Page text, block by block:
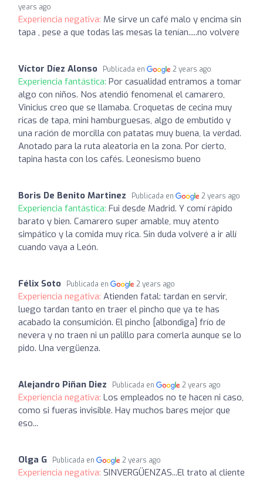
years ago
Experiencia negativa: Me sirve un café malo y encima sin
tapa , pese a que todas las mesas la tenían.....no volvere
Víctor Díez Alonso Publicada en 2 years ago
Experiencia fantástica: Por casualidad entramos a tomar
algo con niños. Nos atendió fenomenal el camarero,
Vinicius creo que se llamaba. Croquetas de cecina muy
ricas de tapa, mini hamburguesas, algo de embutido y
una ración de morcilla con patatas muy buena, la verdad.
Anotado para la ruta aleatoria en la zona. Por cierto,
tapina hasta con los cafés. Leonesismo bueno
Boris De Benito Martinez Publicada en 2 years ago
Experiencia fantástica: Fui desde Madrid. Y comí rápido
barato y bien. Camarero super amable, muy atento
simpático y la comida muy rica. Sin duda volveré a ir allí
cuando vaya a León.
Félix Soto Publicada en 2 years ago
Experiencia negativa: Atienden fatal: tardan en servir,
luego tardan tanto en traer el pincho que ya te has
acabado la consumición. El pincho [albondiga] frío de
nevera y no traen ni un palillo para comerla aunque se lo
pido. Una vergüenza.
Alejandro Piñan Diez Publicada en 2 years ago
Experiencia negativa: Los empleados no te hacen ni caso,
como si fueras invisible. Hay muchos bares mejor que
eso...
Olga G Publicada en 2 years ago
Experiencia negativa: SINVERGÜENZAS...El trato al cliente